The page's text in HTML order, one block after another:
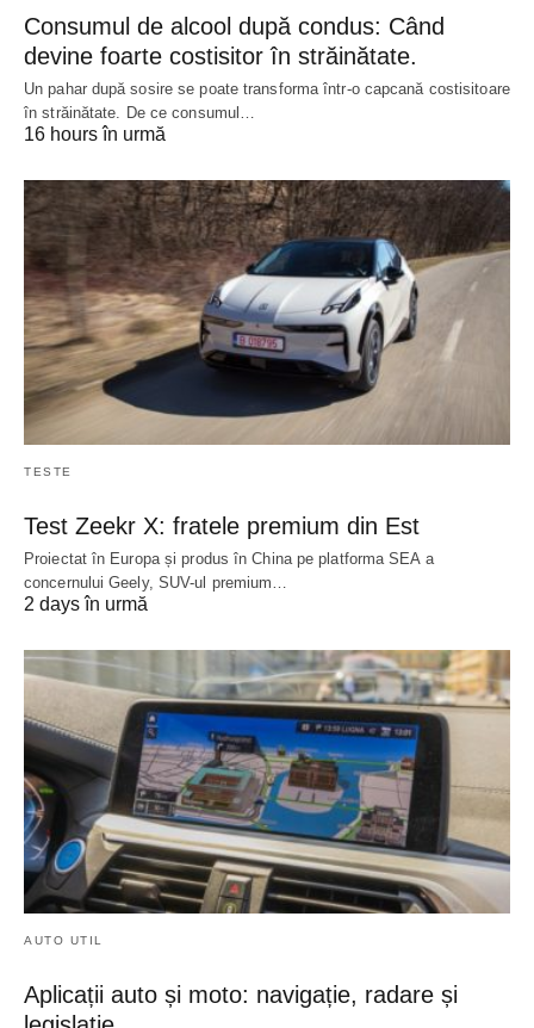
Consumul de alcool după condus: Când
devine foarte costisitor în străinătate.
Un pahar după sosire se poate transforma într-o capcană costisitoare
în străinătate. De ce consumul…
16 hours în urmă
TESTE
Test Zeekr X: fratele premium din Est
Proiectat în Europa și produs în China pe platforma SEA a
concernului Geely, SUV-ul premium…
2 days în urmă
AUTO UTIL
Aplicații auto și moto: navigație, radare și